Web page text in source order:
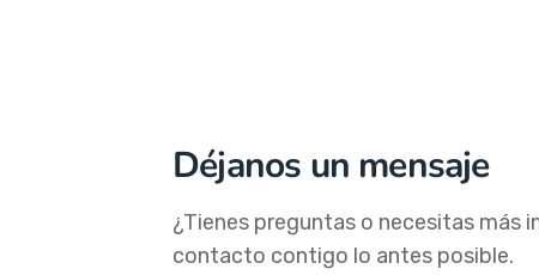
Déjanos un mensaje
¿Tienes preguntas o necesitas más
contacto contigo lo antes posible.